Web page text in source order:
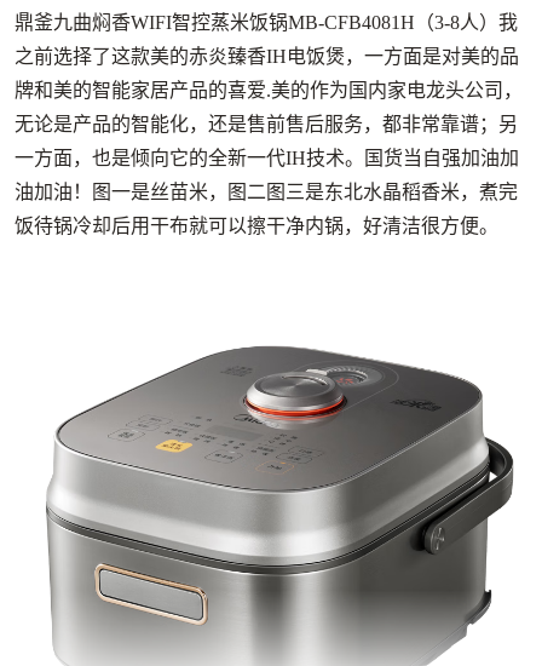
鼎釜九曲焖香WIFI智控蒸米饭锅MB-CFB4081H（3-8人）我
之前选择了这款美的赤炎臻香IH电饭煲，一方面是对美的品
牌和美的智能家居产品的喜爱.美的作为国内家电龙头公司，
无论是产品的智能化，还是售前售后服务，都非常靠谱；另
一方面，也是倾向它的全新一代IH技术。国货当自强加油加
油加油！图一是丝苗米，图二图三是东北水晶稻香米，煮完
饭待锅冷却后用干布就可以擦干净内锅，好清洁很方便。